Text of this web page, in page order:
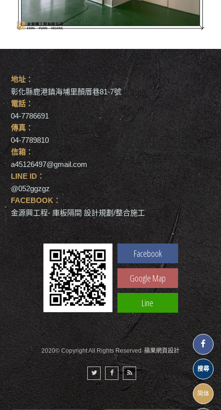
搜尋
简体
地址：
彰化縣鹿港鎮海埔里顏厝巷81-7號
電話：
04-7786691
傳真：
04-7789810
信箱：
a45126497@gmail.com
LINE ID：
@052ggzgz
FACEBOOK：
金源興工程- 庫板隔間 設計規劃/整合施工
Facebook
Google Map
Line
2020© Copyright All Rights Reserved 蘋果網頁設計